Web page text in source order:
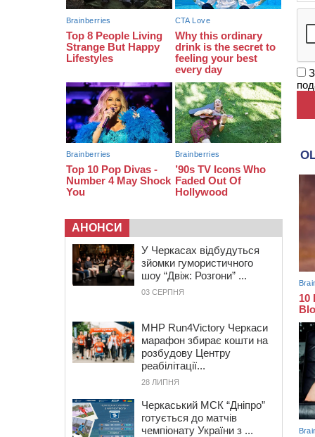
09:42 “Черкасиводоканал” пропонує
підвищити тарифи на воду та
водовідведення з 2027 року
АНОНСИ
У Черкасах відбудуться
зйомки гумористичного
шоу “Двіж: Розгони” ...
03 СЕРПНЯ
MHP Run4Victory Черкаси
марафон збирає кошти на
розбудову Центру
реабілітації...
28 ЛИПНЯ
Черкаський МСК “Дніпро”
готується до матчів
чемпіонату України з ...